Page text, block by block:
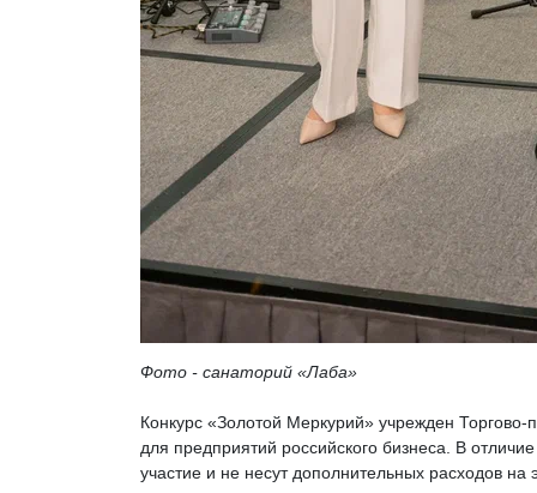
Фото - санаторий «Лаба»
Конкурс «Золотой Меркурий» учрежден
для предприятий российского бизнеса. В
участие и не несут дополнительных расходов на